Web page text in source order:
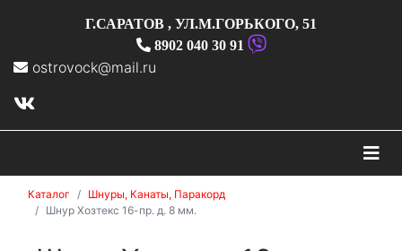
Г.САРАТОВ , УЛ.М.ГОРЬКОГО, 51
8902 040 30 91
ostrovock@mail.ru
Каталог
Шнуры, Канаты, Паракорд
Шнур Хозтекс 16-пр. д. 8 мм.